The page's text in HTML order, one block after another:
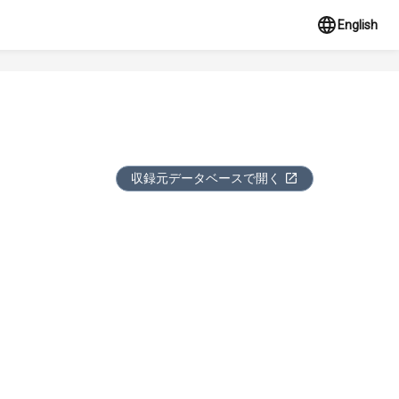
English
収録元データベースで開く